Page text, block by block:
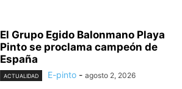
El Grupo Egido Balonmano Playa
Pinto se proclama campeón de
España
ACTUALIDAD E-pinto - agosto 2, 2026